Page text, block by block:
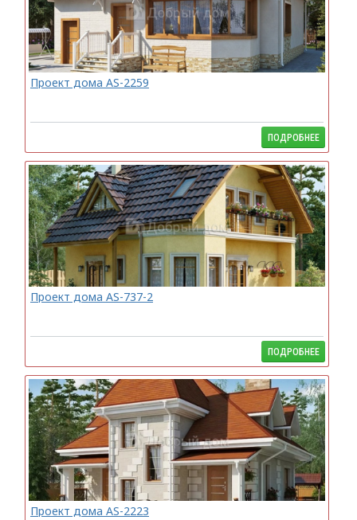
Проект дома AS-2259
ПОДРОБНЕЕ
Проект дома AS-737-2
ПОДРОБНЕЕ
Проект дома AS-2223